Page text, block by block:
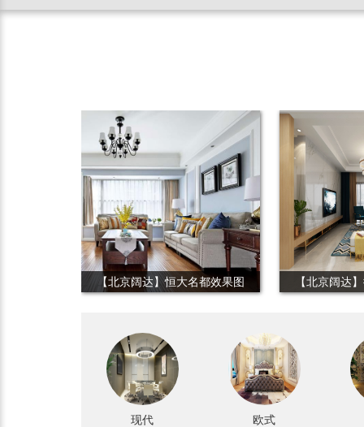
查看详情
【北京阔达】恒大名都效果图
查
【北京阔达
现代 欧式